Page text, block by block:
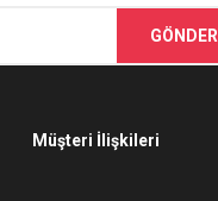
GÖNDER
Müşteri İlişkileri